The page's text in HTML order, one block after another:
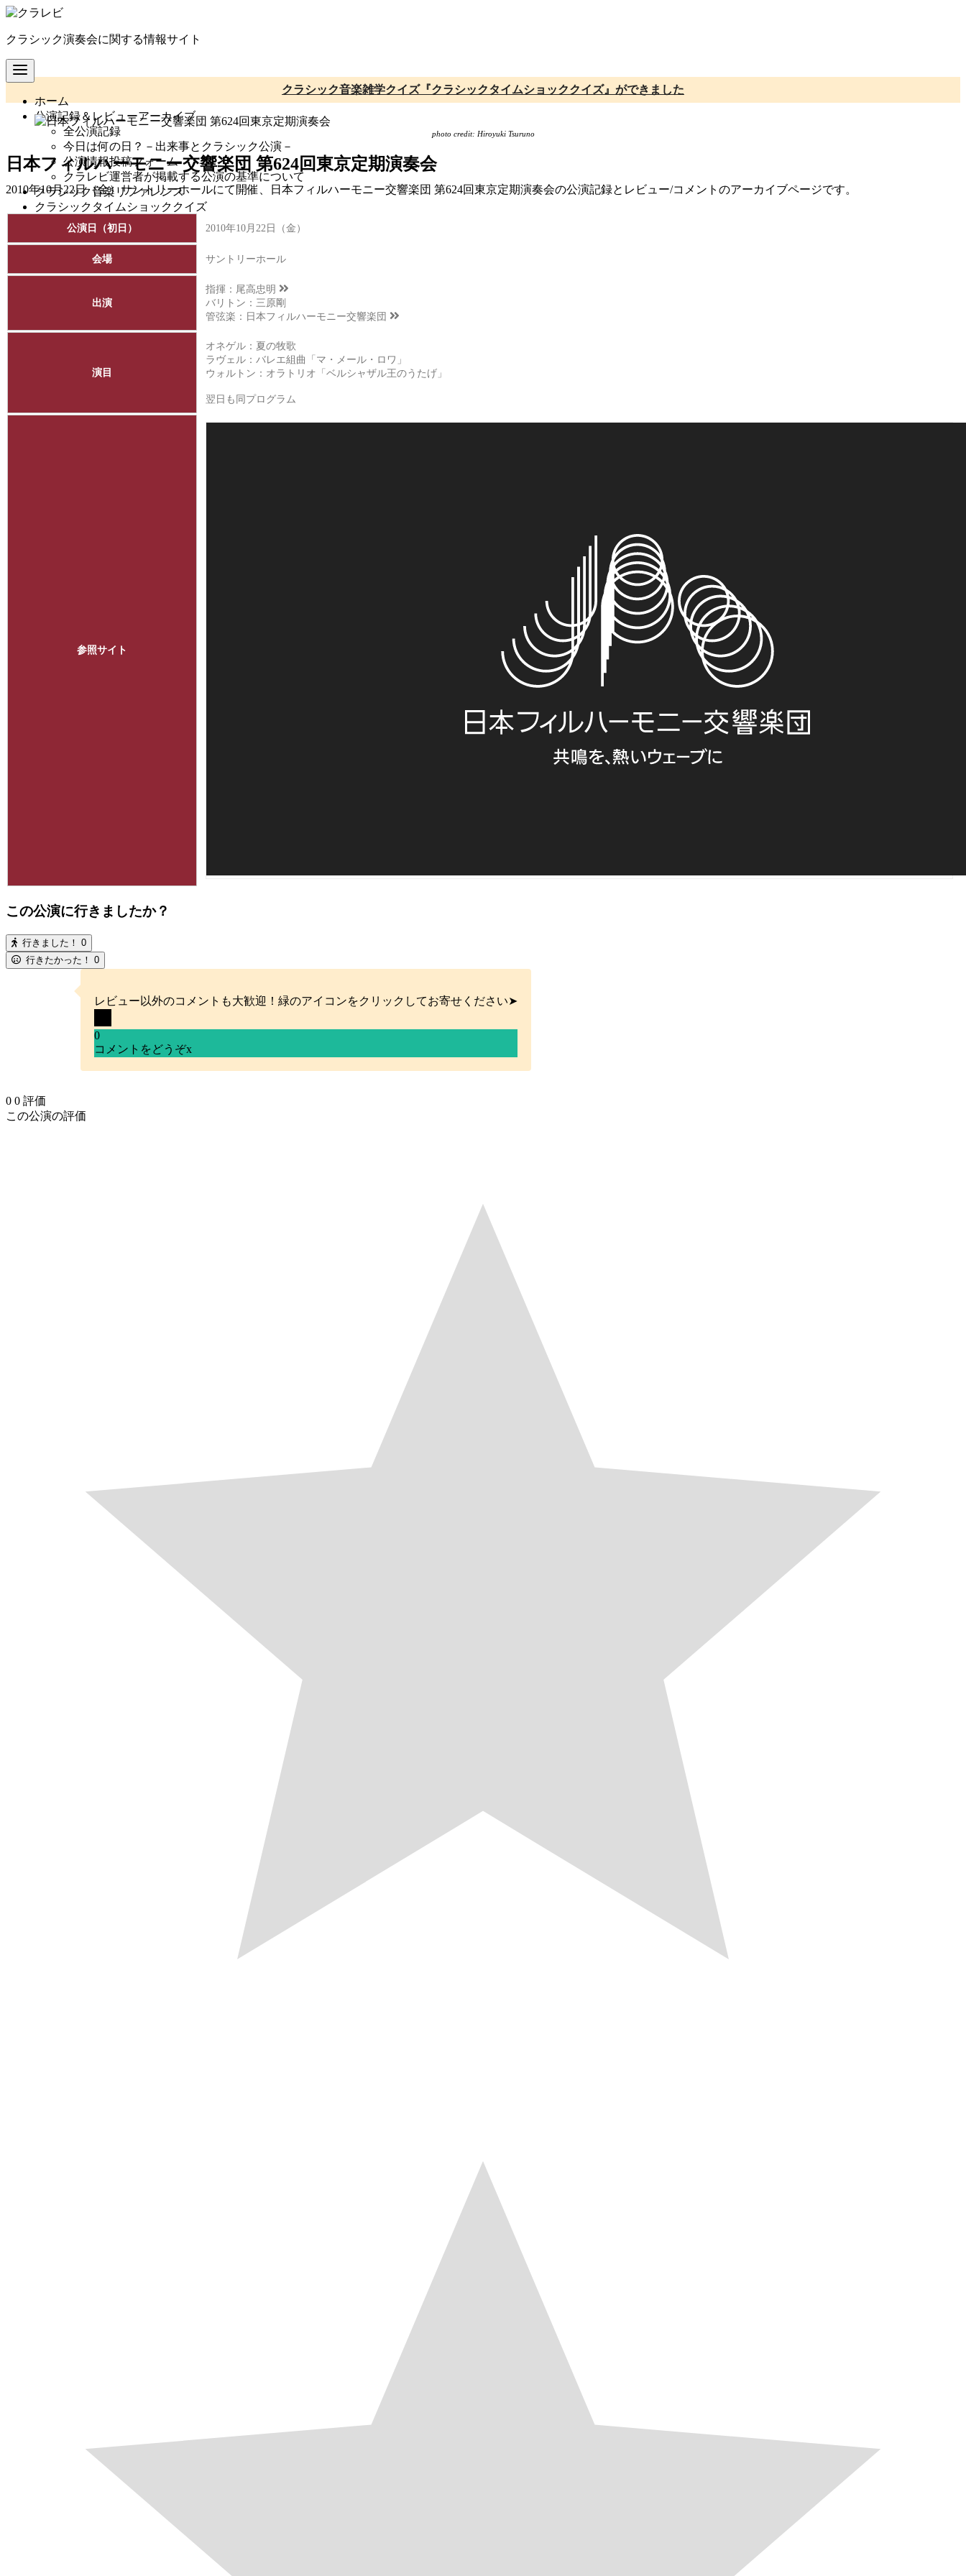
コ
テ
ン
ツ
移
クラシック演奏会に関する情報サイト
ホーム
公演記録＆レビューアーカイブ
全公演記録
今日は何の日？－出来事とクラシック公演－
公演情報投稿フォーム
クラレビ運営者が掲載する公演の基準について
クラシック音楽リファレンス
クラシックタイムショッククイズ
クラシック音楽雑学クイズ『クラシックタイムショッククイズ』ができました
photo credit: Hiroyuki Tsuruno
日本フィルハーモニー交響楽団 第624回東京定期演奏会
2010年10月22日（金）サントリーホールにて開催、日本フィルハーモニー交響楽団 第624回東京定期演奏会の公演記録とレビュー/コメントのアーカイブページです。
公演日（初日） 2010年10月22日（金）
会場 サントリーホール
出演
指揮： 尾高忠明
バリトン：三原剛
管弦楽： 日本フィルハーモニー交響楽団
演目
オネゲル：夏の牧歌
ラヴェル：バレエ組曲「マ・メール・ロワ」
ウォルトン：オラトリオ「ベルシャザル王のうたげ」
翌日も同プログラム
参照サイト
日本フィルハーモニー交響楽団｜公式サイト
「共鳴を、熱いウェーブに」1956年創立の日本フィルハーモニー交響楽団の公式サイトです。最新の演奏会情報、チケット購入、社会貢献活
動、楽団のプロフィールなど、豊…
この公演に行きましたか？
行きました！ 0
行きたかった！ 0
レビュー以外のコメントも大歓迎！緑のアイコンをクリックしてお寄せください➤
0
コメントをどうぞx
0 0 評価
この公演の評価